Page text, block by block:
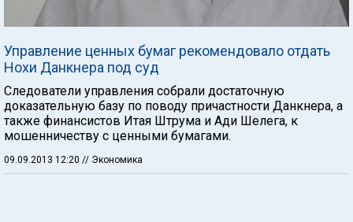
Управление ценных бумаг рекомендовало отдать
Нохи Данкнера под суд
Следователи управления собрали достаточную
доказательную базу по поводу причастности Данкнера, а
также финансистов Итая Штрума и Ади Шелега, к
мошенничеству с ценными бумагами.
09.09.2013 12:20 // Экономика